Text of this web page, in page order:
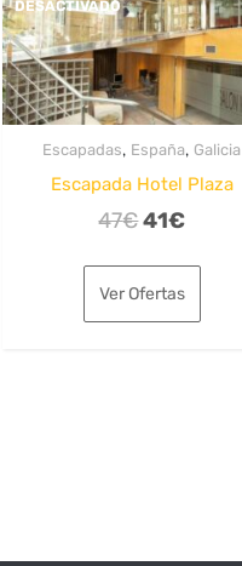
DESACTIVADO
Escapadas, España, Galicia
Escapada Hotel Plaza
47€El
original
era:
41€El
es:
Ver Ofertas